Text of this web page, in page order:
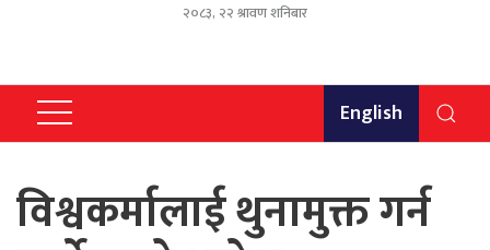
२०८३, २२ श्रावण शनिबार
English
विश्वकर्मालाई थुनामुक्त गर्न